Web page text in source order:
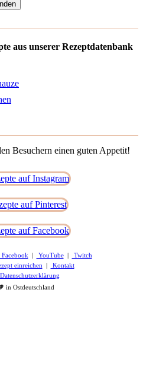
aus unserer Rezeptdatenbank
Besuchern einen guten Appetit!
Facebook | YouTube|
Twitch
einreichen |
Kontakt
Datenschutzerklärung
in Ostdeutschland